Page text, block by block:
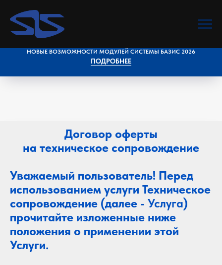
НОВЫЕ ВОЗМОЖНОСТИ МОДУЛЕЙ СИСТЕМЫ БАЗИС 2026
ПОДРОБНЕЕ
Договор оферты
на техническое сопровождение
Уважаемый пользователь! Перед
использованием услуги Техническое
сопровождение (далее - Услуга)
прочитайте изложенные ниже
положения о применении этой
Услуги.